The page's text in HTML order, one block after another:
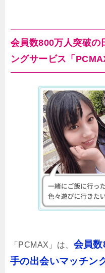
会員数800万人突破の
ングサービス「
「PCMAX」は、 会員
手の出会いマッチン